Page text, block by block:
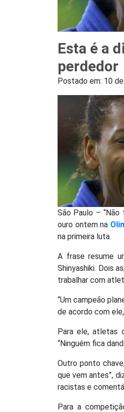
Esta é a
perdedor
Postado em: 10
São Paulo –
ouro ontem na
na primeira luta.
A frase resume
Shinyashiki. Dois
trabalhar com
“Um campeão
de acordo com
Para ele, atletas
“Ninguém fica
Outro ponto
que vem antes”,
racistas e
Para a